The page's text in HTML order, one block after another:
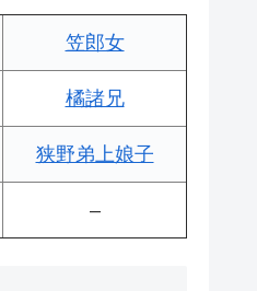
笠郎女
橘諸兄
狭野弟上娘子
–